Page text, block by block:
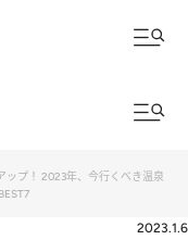
ップ！ 2023年、今行くべき温泉
2023.1.6